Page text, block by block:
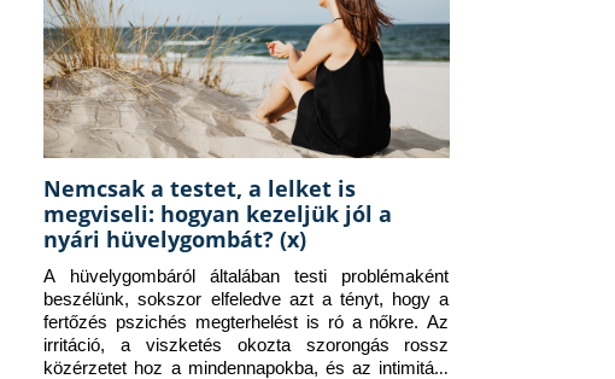
Nemcsak a testet, a lelket is
megviseli: hogyan kezeljük jól a
nyári hüvelygombát? (x)
A hüvelygombáról általában testi problémaként
beszélünk, sokszor elfeledve azt a tényt, hogy a
fertőzés pszichés megterhelést is ró a nőkre. Az
irritáció, a viszketés okozta szorongás rossz
közérzetet hoz a mindennapokba, és az intimitást